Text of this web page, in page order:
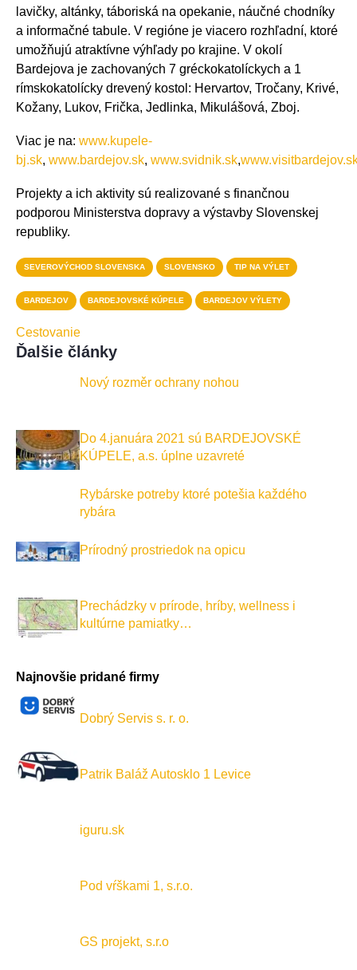
lavičky, altánky, táboriská na opekanie, náučné chodníky
a informačné tabule. V regióne je viacero rozhľadní, ktoré
umožňujú atraktívne výhľady po krajine. V okolí
Bardejova je zachovaných 7 gréckokatolíckych a 1
rímskokatolícky drevený kostol: Hervartov, Tročany, Krivé,
Kožany, Lukov, Frička, Jedlinka, Mikulášová, Zboj.
Viac je na: www.kupele-
bj.sk, www.bardejov.sk, www.svidnik.sk,
Projekty a ich aktivity sú realizované s finančnou
podporou Ministerstva dopravy a výstavby Slovenskej
republiky.
SEVEROVÝCHOD SLOVENSKA SLOVENSKO TIP NA VÝLET
BARDEJOV BARDEJOVSKÉ KÚPELE BARDEJOV VÝLETY
Cestovanie
Ďalšie články
Nový rozměr ochrany nohou
Do 4.januára 2021 sú BARDEJOVSKÉ
KÚPELE, a.s. úplne uzavreté
Rybárske potreby ktoré potešia každého
rybára
Prírodný prostriedok na opicu
Prechádzky v prírode, hríby, wellness i
kultúrne pamiatky…
Najnovšie pridané firmy
Dobrý Servis s. r. o.
Patrik Baláž Autosklo 1 Levice
iguru.sk
Pod vŕškami 1, s.r.o.
GS projekt, s.r.o